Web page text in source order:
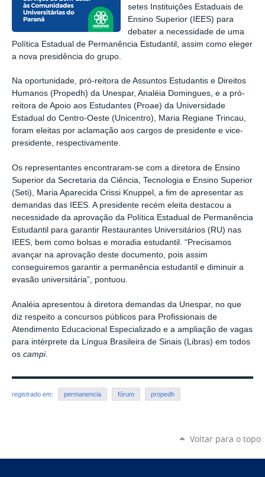
setes Instituições Estaduais de
Ensino Superior (IEES) para
debater a necessidade de uma
Política Estadual de Permanência Estudantil, assim como eleger
a nova presidência do grupo.
Na oportunidade, pró-reitora de Assuntos Estudantis e Direitos
Humanos (Propedh) da Unespar, Analéia Domingues, e a pró-
reitora de Apoio aos Estudantes (Proae) da Universidade
Estadual do Centro-Oeste (Unicentro), Maria Regiane Trincau,
foram eleitas por aclamação aos cargos de presidente e vice-
presidente, respectivamente.
Os representantes encontraram-se com a diretora de Ensino
Superior da Secretaria da Ciência, Tecnologia e Ensino Superior
(Seti), Maria Aparecida Crissi Knuppel, a fim de apresentar as
demandas das IEES. A presidente recém eleita destacou a
necessidade da aprovação da Política Estadual de Permanência
Estudantil para garantir Restaurantes Universitários (RU) nas
IEES, bem como bolsas e moradia estudantil. “Precisamos
avançar na aprovação deste documento, pois assim
conseguiremos garantir a permanência estudantil e diminuir a
evasão universitária”, pontuou.
Analéia apresentou à diretora demandas da Unespar, no que
diz respeito a concursos públicos para Profissionais de
Atendimento Educacional Especializado e a ampliação de vagas
para intérprete da Língua Brasileira de Sinais (Libras) em todos
os campi.
registrado em: permanencia fórum propedh
Voltar para o topo